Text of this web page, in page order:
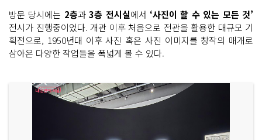
방문 당시에는 2층과3층 전시실에서 ‘사진이 할 수 있는 모든 것’
전시가 진행중이었다. 개관 이후 처음으로 전관을 활용한 대규모 기
획전으로, 1950년대 이후 사진 혹은 사진 이미지를 창작의 매개로
삼아온 다양한 작업들을 폭넓게 볼 수 있다.